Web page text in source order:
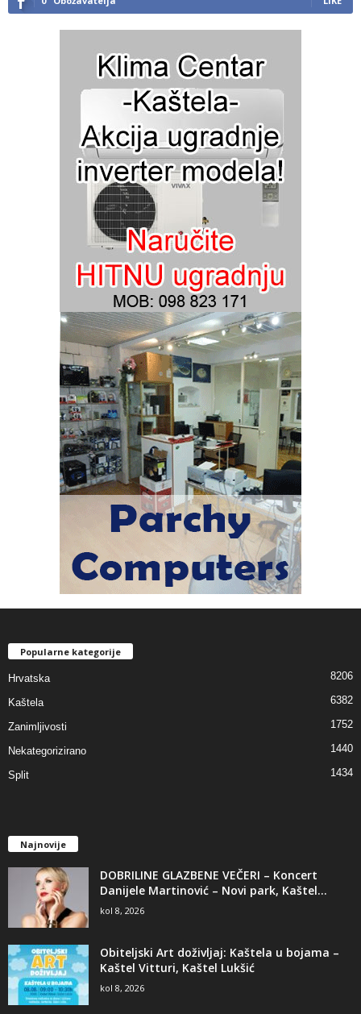
Popularne kategorije
Hrvatska 8206
Kaštela 6382
Zanimljivosti 1752
Nekategorizirano 1440
Split 1434
Najnovije
DOBRILINE GLAZBENE VEČERI – Koncert
Danijele Martinović – Novi park, Kaštel...
kol 8, 2026
Obiteljski Art doživljaj: Kaštela u bojama –
Kaštel Vitturi, Kaštel Lukšić
kol 8, 2026